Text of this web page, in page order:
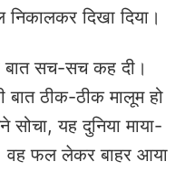
दिखा दिया।
बात सच-सच कह दी।
बात ठीक-ठीक मालूम हो
यह दुनिया माया-
वह फल लेकर बाहर आया